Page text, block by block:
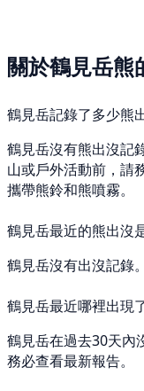
關於鶴見岳熊
鶴見岳記錄了多少熊
鶴見岳沒有熊出沒記
山或戶外活動前，請
攜帶熊鈴和熊噴霧。
鶴見岳最近的熊出沒
鶴見岳沒有出沒記錄。
鶴見岳最近哪裡出現
鶴見岳在過去30天內
務必查看最新報告。